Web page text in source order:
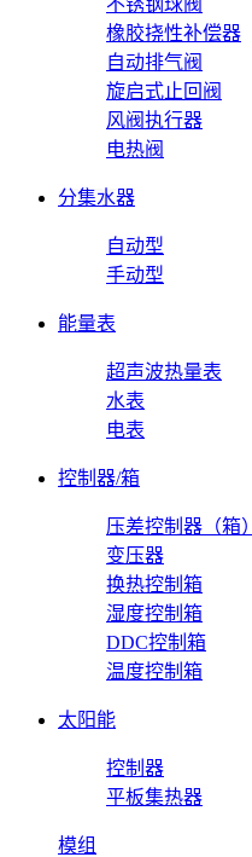
不锈钢球阀
橡胶挠性补偿器
自动排气阀
旋启式止回阀
风阀执行器
电热阀
分集水器
自动型
手动型
能量表
超声波热量表
水表
电表
控制器/箱
压差控制器（箱）
变压器
换热控制箱
湿度控制箱
DDC控制箱
温度控制箱
太阳能
控制器
平板集热器
模组